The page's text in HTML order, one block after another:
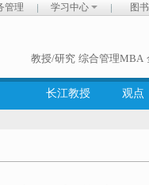
管理 学习中心 图
教授/研究 综合管理MBA
长江教授 观点